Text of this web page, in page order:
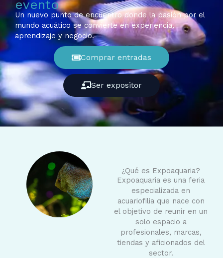
evento
Un nuevo punto de encuentro donde la pasión por el
mundo acuático se convierte en experiencia,
aprendizaje y negocio.
Comprar entradas
Ser expositor
¿Qué es Expoaquaria?
Expoaquaria es una feria
especializada en
acuariofilia que nace con
el objetivo de reunir en un
solo espacio a
profesionales, marcas,
tiendas y aficionados del
sector.